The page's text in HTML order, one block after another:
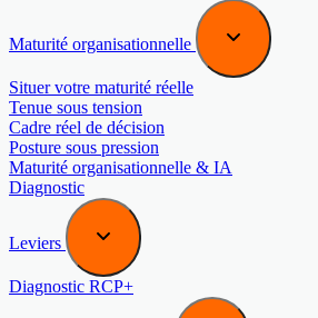
Maturité organisationnelle
Situer votre maturité réelle
Tenue sous tension
Cadre réel de décision
Posture sous pression
Maturité organisationnelle & IA
Diagnostic
Leviers
Diagnostic RCP+